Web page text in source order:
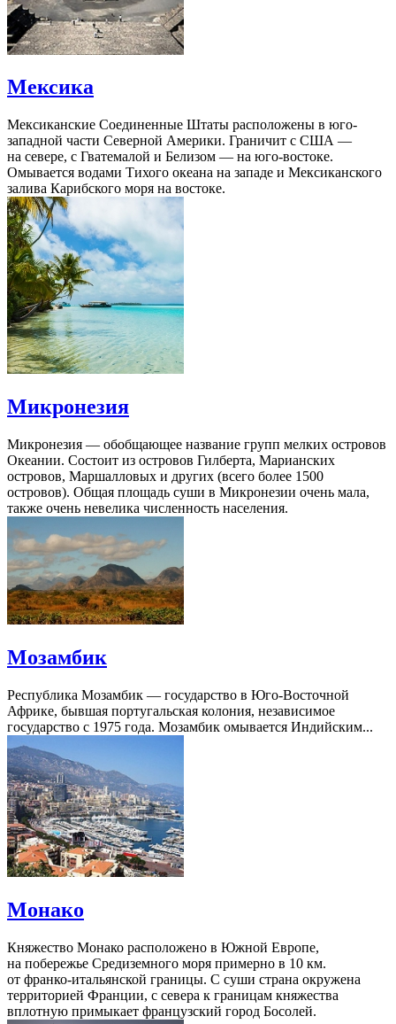
Мексика
Мексиканские Соединенные Штаты расположены в юго-
западной части Северной Америки. Граничит с США —
на севере, с Гватемалой и Белизом — на юго-востоке.
Омывается водами Тихого океана на западе и Мексиканского
залива Карибского моря на востоке.
Микронезия
Микронезия — обобщающее название групп мелких островов
Океании. Состоит из островов Гилберта, Марианских
островов, Маршалловых и других (всего более 1500
островов). Общая площадь суши в Микронезии очень мала,
также очень невелика численность населения.
Мозамбик
Республика Мозамбик — государство в Юго-Восточной
Африке, бывшая португальская колония, независимое
государство с 1975 года. Мозамбик омывается Индийским...
Монако
Княжество Монако расположено в Южной Европе,
на побережье Средиземного моря примерно в 10 км.
от франко-итальянской границы. С суши страна окружена
территорией Франции, с севера к границам княжества
вплотную примыкает французский город Босолей.